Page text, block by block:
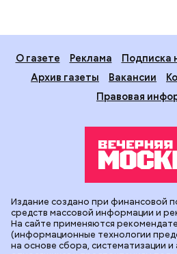
О газете Реклама
Подписка
Архив газеты
Вакансии
Правовая
Издание создано при финансовой
средств массовой информации и
На сайте применяются
(информационные технологии
на основе сбора, систематизации и